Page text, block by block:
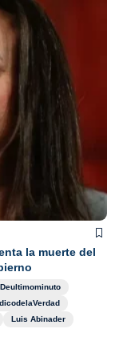
la muerte del
Deultimominuto
Luis Abinader